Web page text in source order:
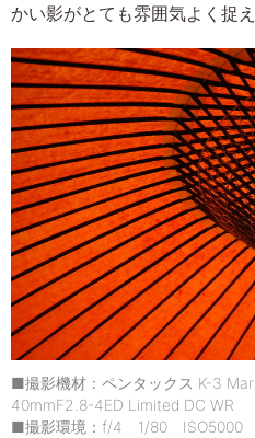
かい影がとても雰囲気よく捉
■撮影機材：ペンタックス K-3
40mmF2.8-4ED Limited DC WR
■撮影環境：f/4 1/80 ISO5000